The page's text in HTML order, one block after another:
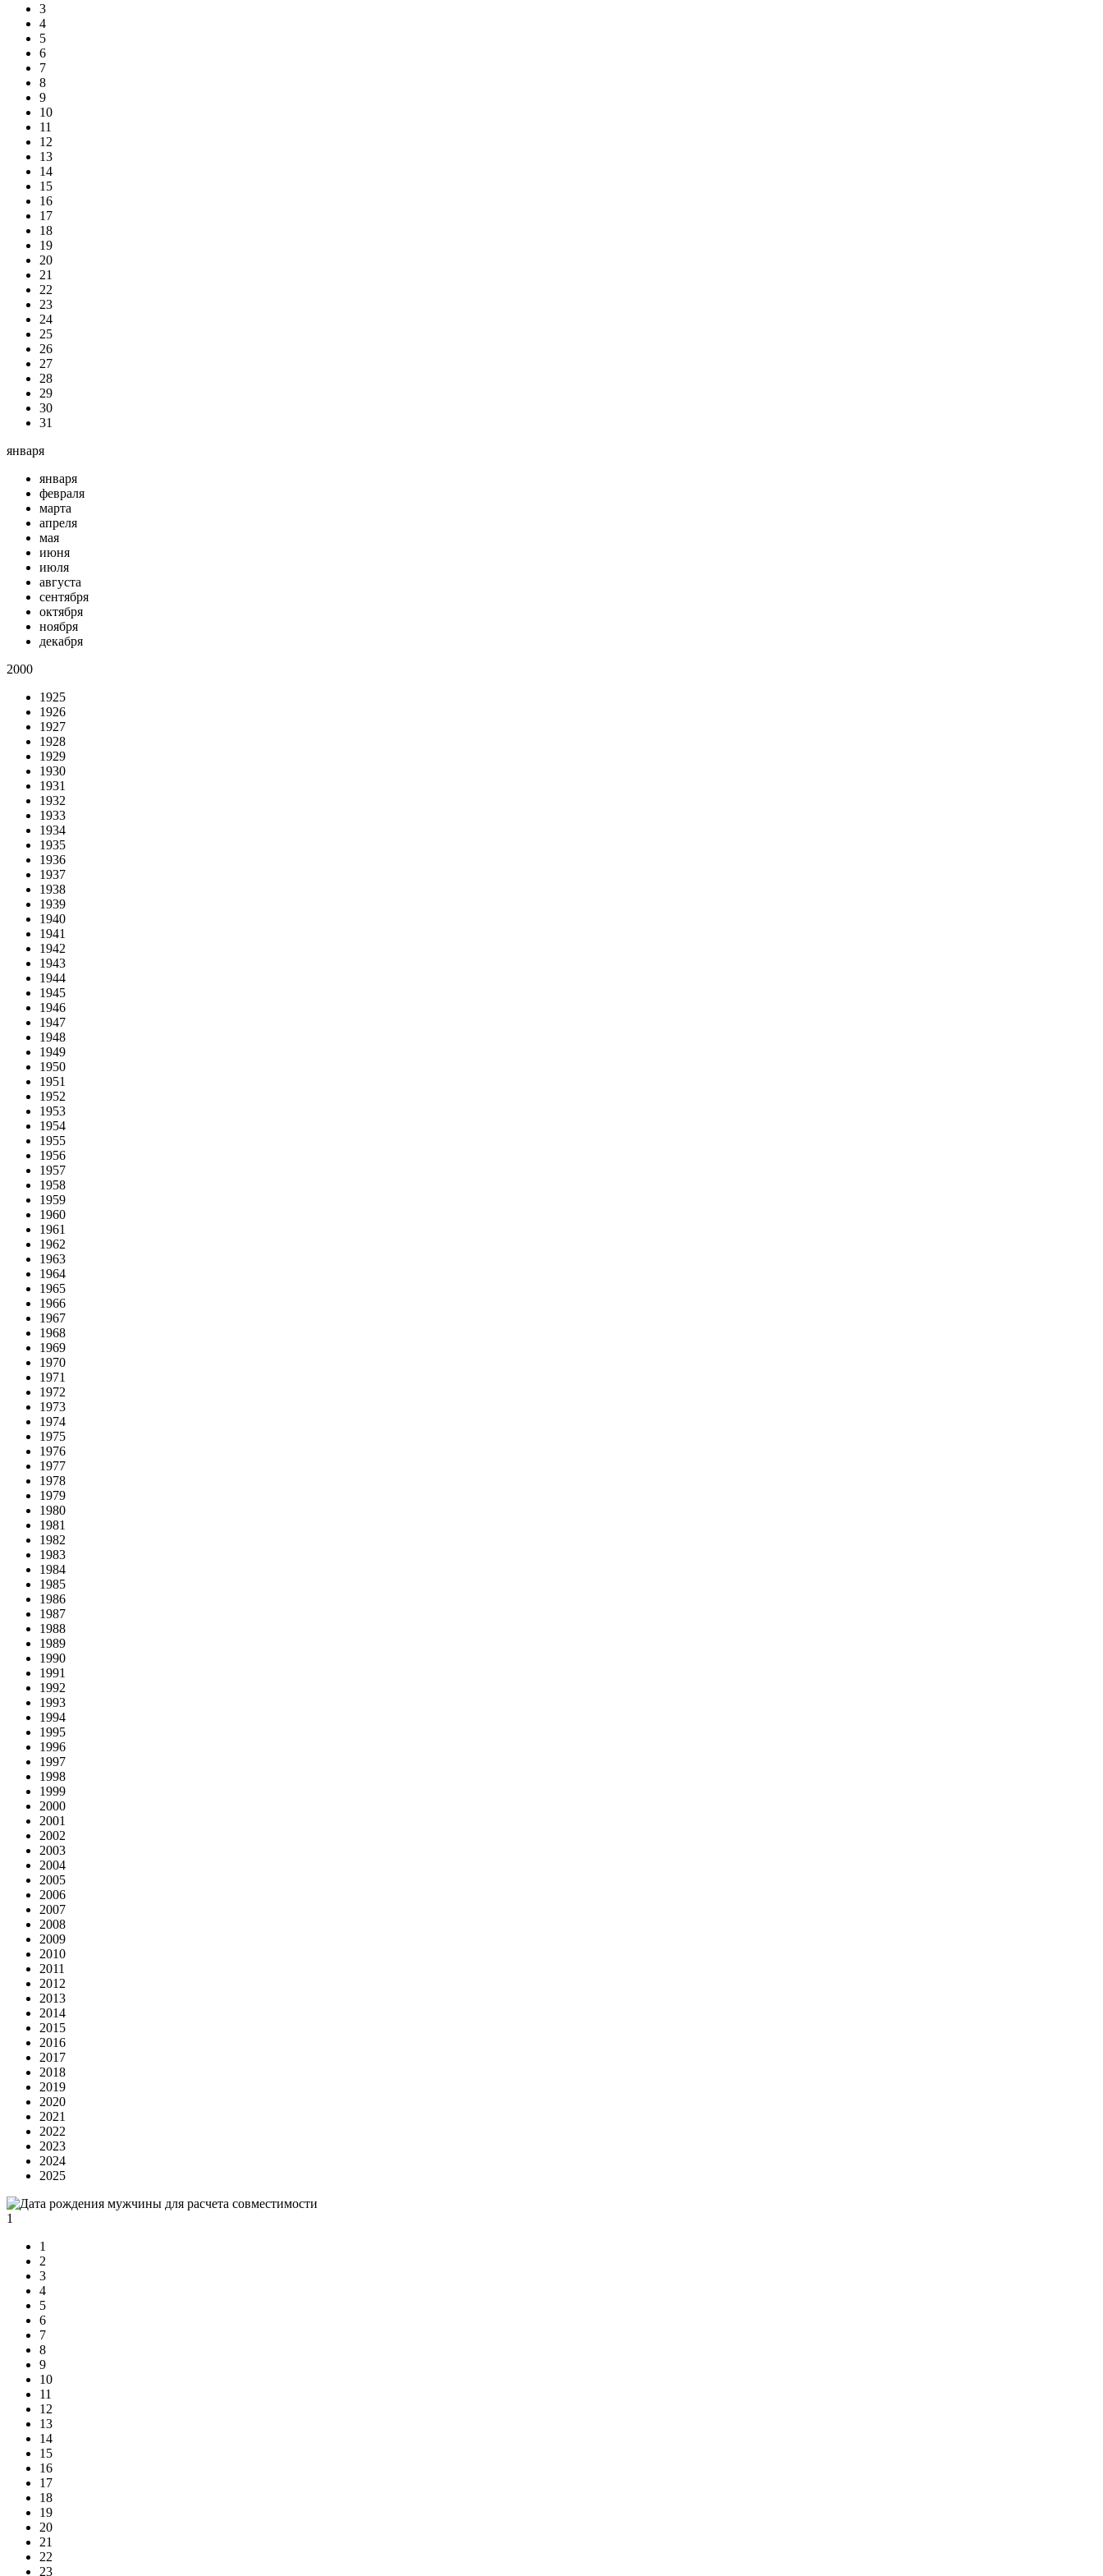
3
4
5
6
7
8
9
10
11
12
13
14
15
16
17
18
19
20
21
22
23
24
25
26
27
28
29
30
31
января
января
февраля
марта
апреля
мая
июня
июля
августа
сентября
октября
ноября
декабря
2000
1925
1926
1927
1928
1929
1930
1931
1932
1933
1934
1935
1936
1937
1938
1939
1940
1941
1942
1943
1944
1945
1946
1947
1948
1949
1950
1951
1952
1953
1954
1955
1956
1957
1958
1959
1960
1961
1962
1963
1964
1965
1966
1967
1968
1969
1970
1971
1972
1973
1974
1975
1976
1977
1978
1979
1980
1981
1982
1983
1984
1985
1986
1987
1988
1989
1990
1991
1992
1993
1994
1995
1996
1997
1998
1999
2000
2001
2002
2003
2004
2005
2006
2007
2008
2009
2010
2011
2012
2013
2014
2015
2016
2017
2018
2019
2020
2021
2022
2023
2024
2025
1
1
2
3
4
5
6
7
8
9
10
11
12
13
14
15
16
17
18
19
20
21
22
23